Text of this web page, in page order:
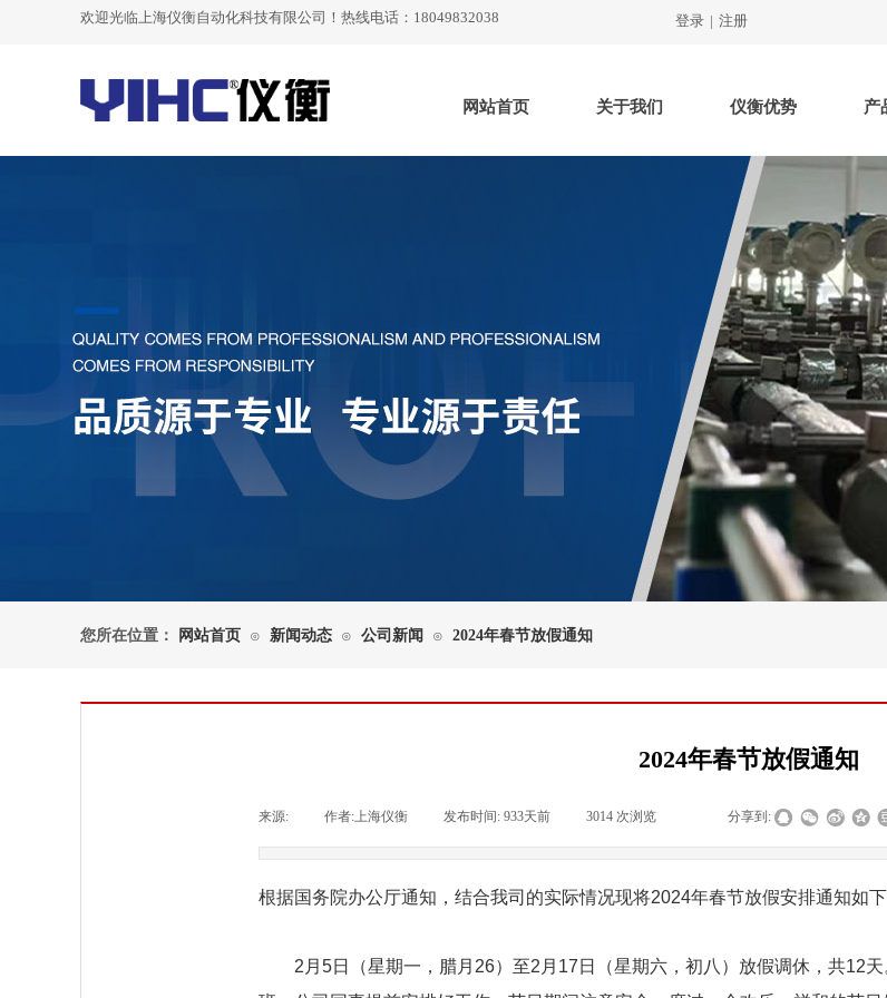
登录 | 注册
欢迎光临上海仪衡自动化科技有限公司 ！热线电话：18049832038
网站首页 关于我们 仪衡优势 产
您所在位置： 网站首页 ⊙ 新闻动态 ⊙ 公司新闻 ⊙ 2024年春节放假通知
2024年春节放假通知
来源: 作者:上海仪衡 发布时间: 933天前 3014 次浏览 分享到:
根据国务院办公厅通知，结合我司的实际情况现将2024年春节放假安排通知如下
2月5日（星期一，腊月26）至2月17日（星期六，初八）放假调休，共12天